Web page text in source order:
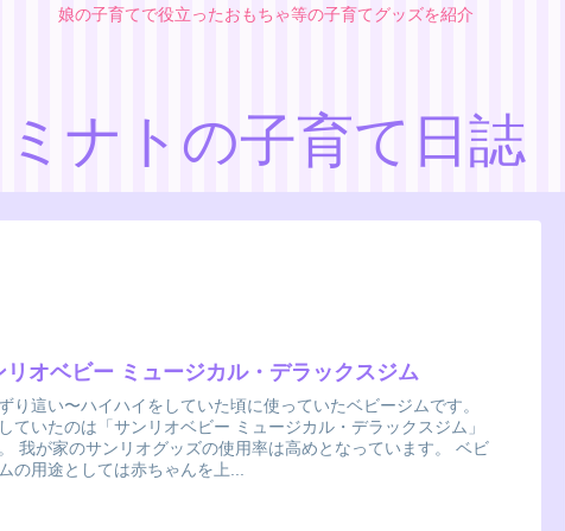
娘の子育てで役立ったおもちゃ等の子育てグッズを紹介
ミナトの子育て日誌
リオベビー ミュージカル・デラックスジム
り這い〜ハイハイをしていた頃に使っていたベビージムです。
ていたのは「サンリオベビー ミュージカル・デラックスジム」
我が家のサンリオグッズの使用率は高めとなっています。 ベビ
の用途としては赤ちゃんを上...